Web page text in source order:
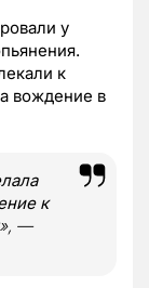
у
к
вождение в
к
», —